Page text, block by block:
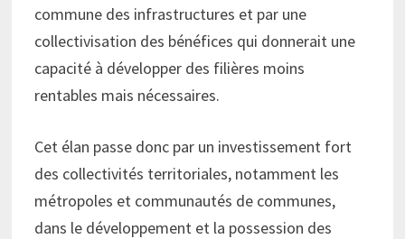
commune des infrastructures et par une
collectivisation des bénéfices qui donnerait une
capacité à développer des filières moins
rentables mais nécessaires.
Cet élan passe donc par un investissement fort
des collectivités territoriales, notamment les
métropoles et communautés de communes,
dans le développement et la possession des